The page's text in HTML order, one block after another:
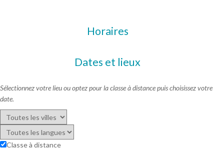
Horaires
Dates et lieux
Sélectionnez votre lieu ou optez pour la classe à distance puis choisissez votre
date.
Classe à distance